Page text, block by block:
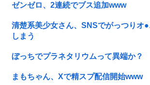
ゼンゼロ、2連続でブス追加www
清楚系美少女さん、SNSでがっつりオ
しまう
ぼっちでプラネタリウムって異端か？
まもちゃん、Xで精スプ配信開始www